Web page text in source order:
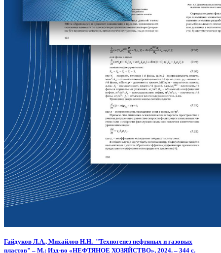
Гайдуков Л.А., Михайлов Н.Н. "Техногенез нефтяных и газовых
пластов" – М.: Изд-во «НЕФТЯНОЕ ХОЗЯЙСТВО», 2024. – 344 с.